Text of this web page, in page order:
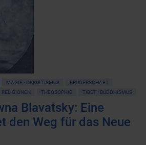
MAGIE • OKKULTISMUS
BRUDERSCHAFT
RELIGIONEN THEOSOPHIE TIBET • BUDDHISMUS
Blavatsky: Eine
den Weg für das Neue